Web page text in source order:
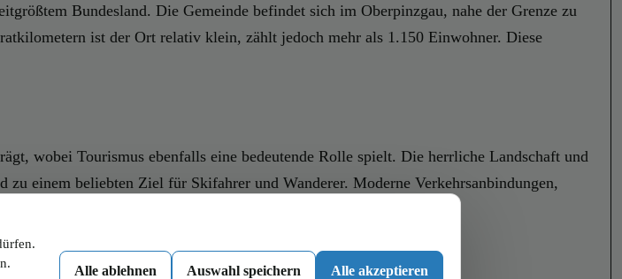
Bundesland. Die Gemeinde befindet sich im Oberpinzgau, nahe der Grenze zu
ist der Ort relativ klein, zählt jedoch mehr als 1.150 Einwohner. Diese
wobei Tourismus ebenfalls eine bedeutende Rolle spielt. Die herrliche Landschaft und
einem beliebten Ziel für Skifahrer und Wanderer. Moderne Verkehrsanbindungen,
und fördern den Tourismus.
Alle ablehnen Auswahl speichern Alle akzeptieren